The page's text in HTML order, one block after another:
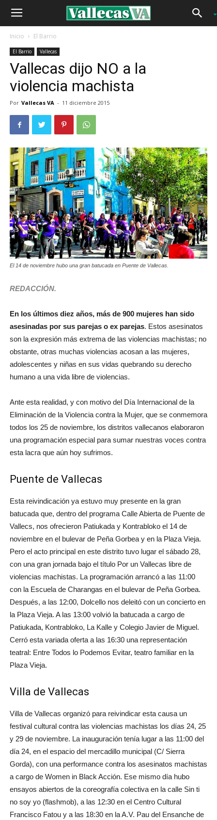
Inicio El Barrio
El Barrio Vallecas
Vallecas dijo NO a la
violencia machista
Por Vallecas VA - 11 diciembre 2015
El 14 de noviembre hubo una gran batucada en Puente de Vallecas.
REDACCIÓN.
En los últimos diez años, más de 900 mujeres han sido
asesinadas por sus parejas o ex parejas. Estos asesinatos
son la expresión más extrema de las violencias machistas; no
obstante, otras muchas violencias acosan a las mujeres,
adolescentes y niñas en sus vidas quebrando su derecho
humano a una vida libre de violencias.
Ante esta realidad, y con motivo del Día Internacional de la
Eliminación de la Violencia contra la Mujer, que se conmemora
todos los 25 de noviembre, los distritos vallecanos elaboraron
una programación especial para sumar nuestras voces contra
esta lacra que aún hoy sufrimos.
Puente de Vallecas
Esta reivindicación ya estuvo muy presente en la gran
batucada que, dentro del programa Calle Abierta de Puente de
Vallecs, nos ofrecieron Patiukada y Kontrabloko el 14 de
noviembre en el bulevar de Peña Gorbea y en la Plaza Vieja.
Pero el acto principal en este distrito tuvo lugar el sábado 28,
con una gran jornada bajo el título Por un Vallecas libre de
violencias machistas. La programación arrancó a las 11:00
con la Escuela de Charangas en el bulevar de Peña Gorbea.
Después, a las 12:00, Dolcello nos deleitó con un concierto en
la Plaza Vieja. A las 13:00 volvió la batucada a cargo de
Patiukada, Kontrabloko, La Kalle y Colegio Javier de Miguel.
Cerró esta variada oferta a las 16:30 una representación
teatral: Entre Todos lo Podemos Evitar, teatro familiar en la
Plaza Vieja.
Villa de Vallecas
Villa de Vallecas organizó para reivindicar esta causa un
festival cultural contra las violencias machistas los días 24, 25
y 29 de noviembre. La inauguración tenía lugar a las 11:00 del
día 24, en el espacio del mercadillo municipal (C/ Sierra
Gorda), con una performance contra los asesinatos machistas
a cargo de Women in Black Acción. Ese mismo día hubo
ensayos abiertos de la coreografía colectiva en la calle Sin ti
no soy yo (flashmob), a las 12:30 en el Centro Cultural
Francisco Fatou y a las 18:30 en la A.V. Pau del Ensanche de